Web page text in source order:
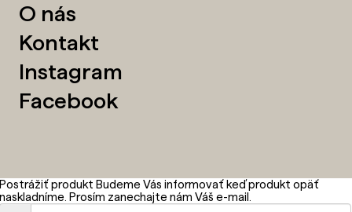
O nás
Kontakt
Instagram
Facebook
Postrážiť produkt Budeme Vás informovať keď produkt opäť
naskladníme. Prosím zanechajte nám Váš e-mail.